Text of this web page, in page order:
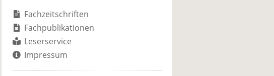
Fachzeitschriften
Fachpublikationen
Leserservice
Impressum